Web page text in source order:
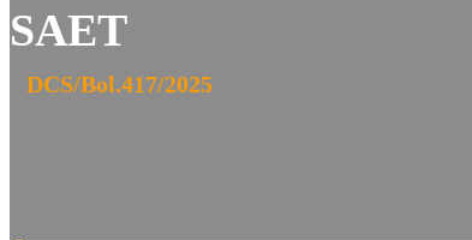
SAET
DCS/Bol.417/2025